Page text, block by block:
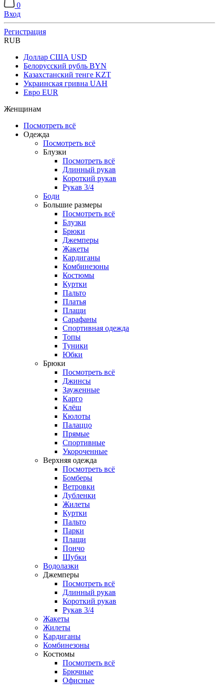
0
Вход
Регистрация
RUB
Доллар США USD
Белорусский рубль BYN
Казахстанский тенге KZT
Украинская гривна UAH
Евро EUR
Женщинам
Посмотреть всё
Одежда
Посмотреть всё
Блузки
Посмотреть всё
Длинный рукав
Короткий рукав
Рукав 3/4
Боди
Большие размеры
Посмотреть всё
Блузки
Брюки
Джемперы
Жакеты
Кардиганы
Комбинезоны
Костюмы
Куртки
Пальто
Платья
Плащи
Сарафаны
Спортивная одежда
Топы
Туники
Юбки
Брюки
Посмотреть всё
Джинсы
Зауженные
Карго
Клёш
Кюлоты
Палаццо
Прямые
Спортивные
Укороченные
Верхняя одежда
Посмотреть всё
Бомберы
Ветровки
Дубленки
Жилеты
Куртки
Пальто
Парки
Плащи
Пончо
Шубки
Водолазки
Джемперы
Посмотреть всё
Длинный рукав
Короткий рукав
Рукав 3/4
Жакеты
Жилеты
Кардиганы
Комбинезоны
Костюмы
Посмотреть всё
Брючные
Офисные